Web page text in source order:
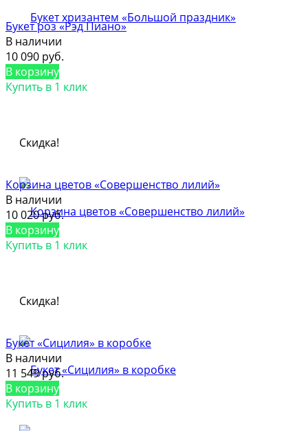
Букет роз «Рэд Пиано»
В наличии
10 090 руб.
В корзину
Купить в 1 клик
Скидка!
Корзина цветов «Совершенство лилий»
В наличии
10 020 руб.
В корзину
Купить в 1 клик
Скидка!
Букет «Сицилия» в коробке
В наличии
11 549 руб.
В корзину
Купить в 1 клик